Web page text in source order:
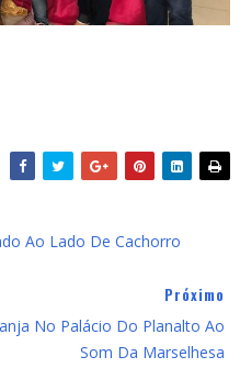
Ao Lado De Cachorro
Próximo
No Palácio Do Planalto Ao
Som Da Marselhesa